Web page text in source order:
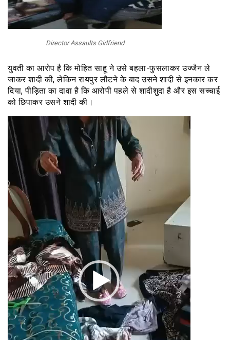
Director Assaults Girlfriend
युवती का आरोप है कि मोहित साहू ने उसे बहला-फुसलाकर उज्जैन ले
जाकर शादी की, लेकिन रायपुर लौटने के बाद उसने शादी से इनकार कर
दिया, पीड़िता का दावा है कि आरोपी पहले से शादीशुदा है और इस सच्चाई
को छिपाकर उसने शादी की।
वीडियो
प्लेयर